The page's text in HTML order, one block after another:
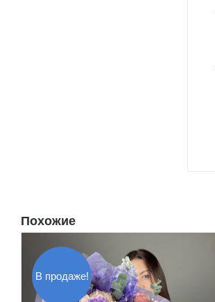
Похожие
В продаже!